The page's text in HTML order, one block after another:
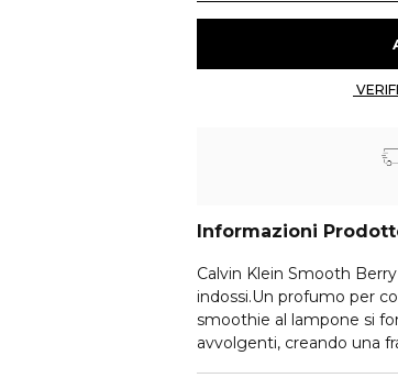
Informazioni
Calvin Klein Smooth
indossi.Un profumo per
smoothie al lampone si
avvolgenti, creando una